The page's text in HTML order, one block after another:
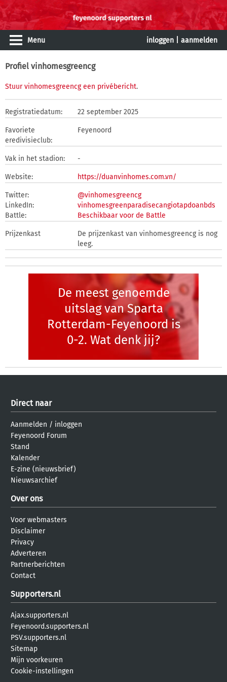
Menu inloggen aanmelden
Profiel vinhomesgreencg
Stuur vinhomesgreencg een privébericht.
Registratiedatum: 22 september 2025
Favoriete
eredivisieclub:
Feyenoord
Vak in het stadion: -
Website: https://duanvinhomes.com.vn/
Twitter:
@vinhomesgreencg
LinkedIn:
vinhomesgreenparadisecangiotapdoanbds
Battle:
Beschikbaar voor de Battle
Prijzenkast
De prijzenkast van vinhomesgreencg is nog
leeg.
De meest genoemde
uitslag van Sparta
Rotterdam-Feyenoord is
0-2. Wat denk jij?
Direct naar
Aanmelden / inloggen
Feyenoord Forum
Stand
Kalender
E-zine (nieuwsbrief)
Nieuwsarchief
Over ons
Voor webmasters
Disclaimer
Privacy
Adverteren
Partnerberichten
Contact
Supporters.nl
Ajax.supporters.nl
Feyenoord.supporters.nl
PSV.supporters.nl
Sitemap
Mijn voorkeuren
Cookie-instellingen